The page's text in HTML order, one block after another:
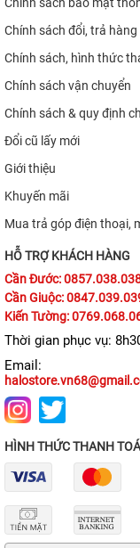
MACBOOK
MÁY DÙNG RỒI
PHỤ KIỆN
TIN TỨC
Chính sách đổi, trả hàng
Chính sách, hình thức
Chính sách vận chuyển
Chính sách & quy định
Đổi cũ lấy mới
Giới thiệu
Khuyến mãi
Mua trả góp điện thoại,
HỖ TRỢ KHÁCH HÀNG
Cần Đước:
Cần Giuộc:
Kiến Tường:
Thời gian phục vụ:
Email:
HÌNH THỨC THANH